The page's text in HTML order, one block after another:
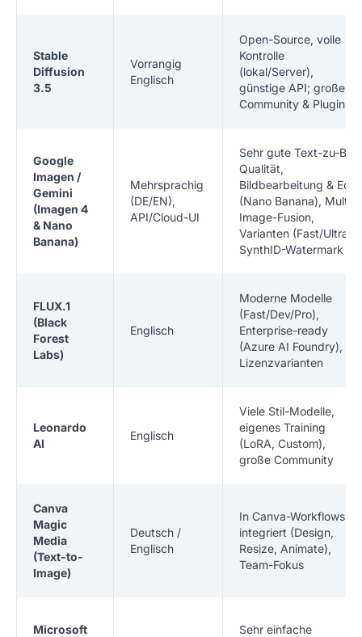
Stable
Diffusion
3.5
Vorrangig
Englisch
Open-Source, volle
Kontrolle
(lokal/Server),
günstige API; große
Community & Plugins
Google
Imagen /
Gemini
(Imagen 4
& Nano
Banana)
Mehrsprachig
(DE/EN),
API/Cloud-UI
Sehr gute Text-zu-Bild
Qualität,
Bildbearbeitung & Edit
(Nano Banana), Multi-
Image-Fusion,
Varianten (Fast/Ultra),
SynthID-Watermark
FLUX.1
(Black
Forest
Labs)
Englisch
Moderne Modelle
(Fast/Dev/Pro),
Enterprise-ready
(Azure AI Foundry),
Lizenzvarianten
Leonardo
AI
Englisch
Viele Stil-Modelle,
eigenes Training
(LoRA, Custom),
große Community
Canva
Magic
Media
(Text-to-
Image)
Deutsch /
Englisch
In Canva-Workflows
integriert (Design,
Resize, Animate),
Team-Fokus
Microsoft
Sehr einfache